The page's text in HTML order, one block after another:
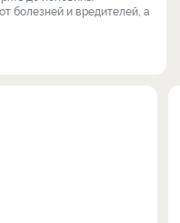
болезней и вредителей, а